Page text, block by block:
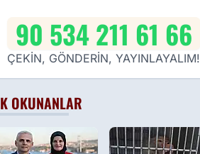
90 534 211 61 66
ÇEKİN, GÖNDERİN, YAYINLAYALIM!
OKUNANLAR